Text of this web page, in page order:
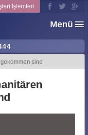
Menü
İşlemleri
sind